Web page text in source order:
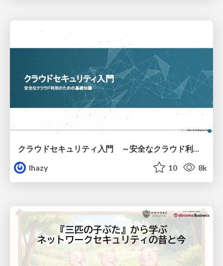
lhazy
10 8k